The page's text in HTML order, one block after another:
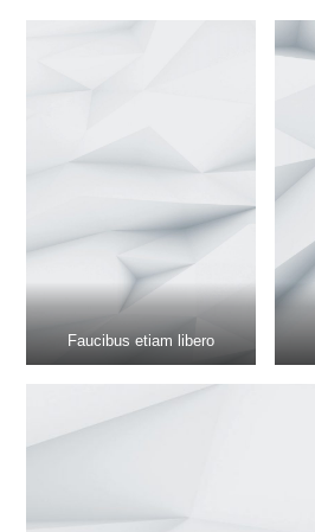
Faucibus etiam libero